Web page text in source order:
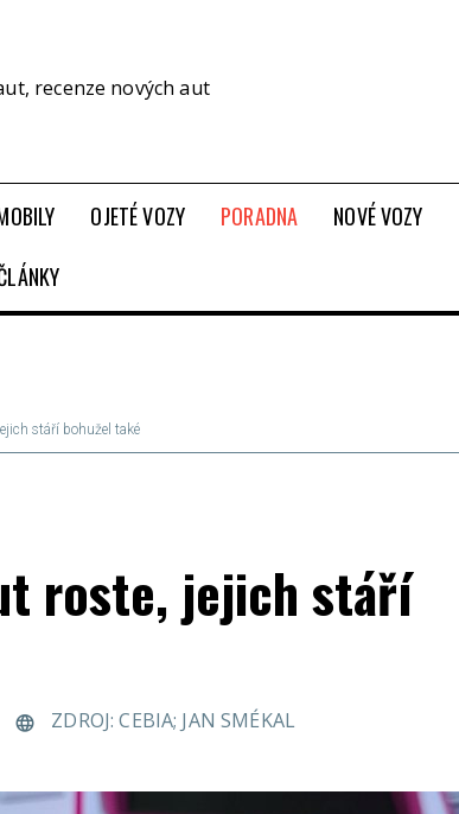
recenze nových aut
OJETÉ VOZY PORADNA NOVÉ VOZY
stáří bohužel také
roste, jejich stáří
ZDROJ: CEBIA; JAN SMÉKAL